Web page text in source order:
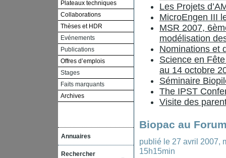
Plateaux techniques
Collaborations
Thèses et HDR
Evénements
Publications
Offres d’emplois
Stages
Faits marquants
Archives
Annuaires
Rechercher
Les Projets
MicroEngen III
MSR 2007,
modélisation
Nominations et
Science en
au 14 octobre
Séminaire
The IPST
Visite des
Biopac au
publié le 27 avril 2007,
15h15min